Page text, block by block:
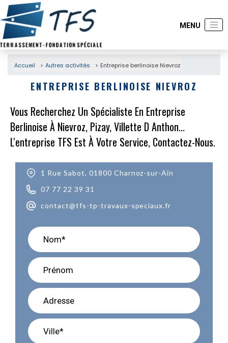
Accueil Autres activités Entreprise berlinoise Nievroz
ENTREPRISE BERLINOISE NIEVROZ
Vous Recherchez Un Spécialiste En Entreprise
Berlinoise À Nievroz, Pizay, Villette D Anthon...
L'entreprise TFS Est À Votre Service, Contactez-Nous.
1 Rue Sabot, 01800 Charnoz-sur-Ain
07 77 22 39 31
contact@tfs-tp-travaux-speciaux.fr